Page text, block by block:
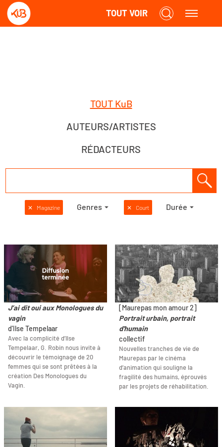
TOUT VOIR
TOUT KuB
AUTEURS/ARTISTES
RÉDACTEURS
✕ Magazine Genres ✕ Court Durée
J’ai dit oui aux Monologues du
vagin
d'Ilse Tempelaar
Avec la complicité d’Ilse
Tempelaar, G. Robin nous invite à
découvrir le témoignage de 20
femmes qui se sont prêtées à la
création Des Monologues du
Vagin.
[Maurepas mon amour 2]
Portrait urbain, portrait
d'humain
collectif
Nouvelles tranches de vie de
Maurepas par le cinéma
d’animation qui souligne la
fragilité des humains, éprouvés
par les projets de réhabilitation.